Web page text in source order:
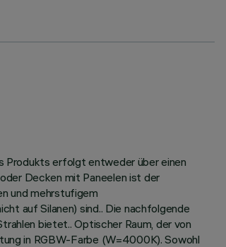
Produkts erfolgt entweder über einen
Decken mit Paneelen ist der
und mehrstufigem
auf Silanen) sind.. Die nachfolgende
bietet.. Optischer Raum, der von
in RGBW-Farbe (W=4000K). Sowohl